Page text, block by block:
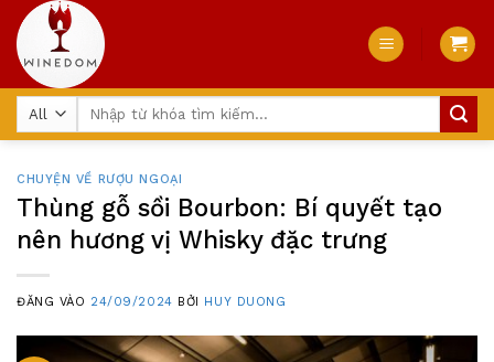
Skip
content
CHUYỆN VỀ RƯỢU NGOẠI
Thùng gỗ sồi Bourbon: Bí quyết tạo
nên hương vị Whisky đặc trưng
ĐĂNG VÀO 24/09/2024 BỞI HUY DUONG